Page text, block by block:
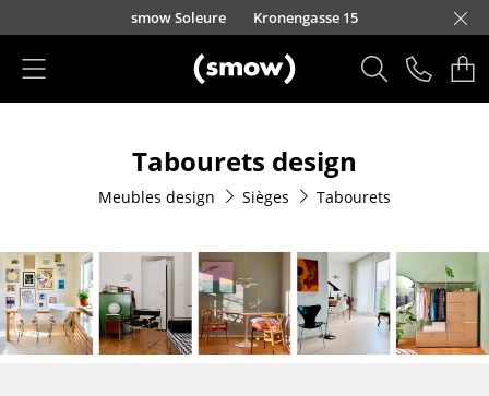
Accéder directement au contenu
smow Soleure Kronengasse 15
Chaises de cuisine & salle à manger
Canapés
Fauteuils
Fauteuils lounge
Tabourets design
Meubles design Sièges Tabourets